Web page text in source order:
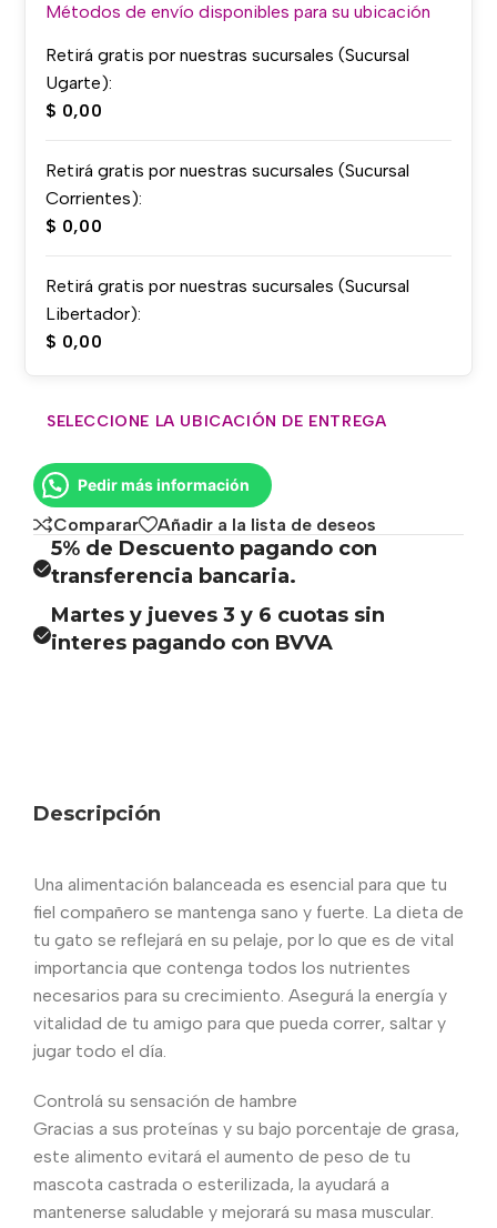
Métodos de envío disponibles para su ubicación
Retirá gratis por nuestras sucursales (Sucursal
Ugarte):
$ 0,00
Retirá gratis por nuestras sucursales (Sucursal
Corrientes):
$ 0,00
Retirá gratis por nuestras sucursales (Sucursal
Libertador):
$ 0,00
SELECCIONE LA UBICACIÓN DE ENTREGA
Pedir más información
Comparar Añadir a la lista de deseos
5% de Descuento pagando con
transferencia bancaria.
Martes y jueves 3 y 6 cuotas sin
interes pagando con BVVA
Descripción
Una alimentación balanceada es esencial para que tu
fiel compañero se mantenga sano y fuerte. La dieta de
tu gato se reflejará en su pelaje, por lo que es de vital
importancia que contenga todos los nutrientes
necesarios para su crecimiento. Asegurá la energía y
vitalidad de tu amigo para que pueda correr, saltar y
jugar todo el día.
Controlá su sensación de hambre
Gracias a sus proteínas y su bajo porcentaje de grasa,
este alimento evitará el aumento de peso de tu
mascota castrada o esterilizada, la ayudará a
mantenerse saludable y mejorará su masa muscular.